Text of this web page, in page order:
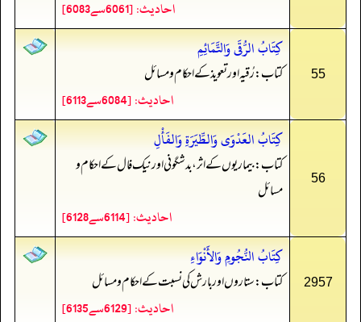
احادیث: [6061سے6083]
55
كِتَابُ الرُّقَى وَالتَّمَائِمِ
کتاب: رُقیہ اور تعویذ کے احکام و مسائل
احادیث: [6084سے6113]
56
كِتَابُ العَدْوَى وَالطِّيَرَةِ وَالفَأْلِ
کتاب: بیماریوں کے اثر، بدشگونی اور نیک فال کے احکام و
مسائل
احادیث: [6114سے6128]
2957
كِتَابُ النُّجُومِ وَالأَنْوَاءِ
کتاب: ستاروں اور بارش کی نسبت کے احکام و مسائل
احادیث: [6129سے6135]